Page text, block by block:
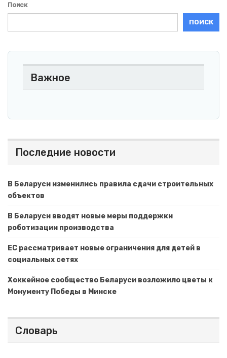
Поиск
ПОИСК
Важное
Последние новости
В Беларуси изменились правила сдачи строительных
объектов
В Беларуси вводят новые меры поддержки
роботизации производства
ЕС рассматривает новые ограничения для детей в
социальных сетях
Хоккейное сообщество Беларуси возложило цветы к
Монументу Победы в Минске
Словарь